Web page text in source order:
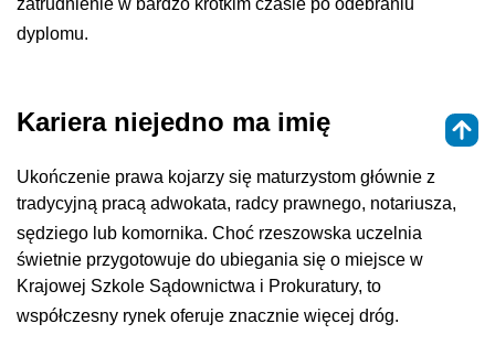
dyplomu.
Kariera niejedno ma imię
Ukończenie prawa kojarzy się maturzystom głównie z
tradycyjną pracą adwokata, radcy prawnego, notariusza,
sędziego lub komornika. Choć rzeszowska uczelnia
świetnie przygotowuje do ubiegania się o miejsce w
Krajowej Szkole Sądownictwa i Prokuratury, to
współczesny rynek oferuje znacznie więcej dróg.